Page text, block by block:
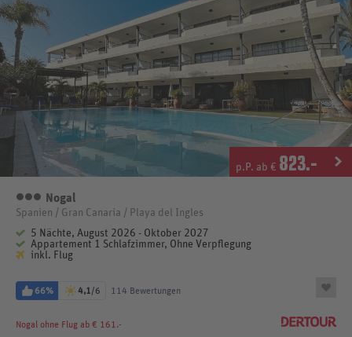
p.P. ab € 823.-
3 Sterne
Nogal
Spanien / Gran Canaria / Playa del Ingles
5 Nächte, August 2026 - Oktober 2027
Appartement 1 Schlafzimmer, Ohne Verpflegung
inkl. Flug
66% 4,1/6 114 Bewertungen
Nogal ohne Flug ab € 161.-